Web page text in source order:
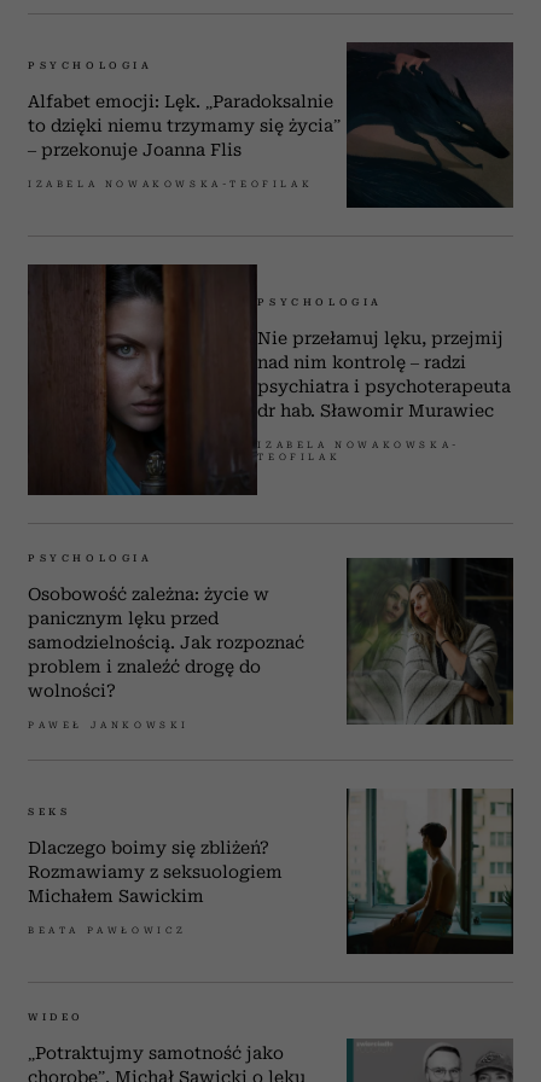
PSYCHOLOGIA
Alfabet emocji: Lęk. „Paradoksalnie
to dzięki niemu trzymamy się życia”
– przekonuje Joanna Flis
IZABELA NOWAKOWSKA-TEOFILAK
PSYCHOLOGIA
Nie przełamuj lęku, przejmij
nad nim kontrolę – radzi
psychiatra i psychoterapeuta
dr hab. Sławomir Murawiec
IZABELA NOWAKOWSKA-
TEOFILAK
PSYCHOLOGIA
Osobowość zależna: życie w
panicznym lęku przed
samodzielnością. Jak rozpoznać
problem i znaleźć drogę do
wolności?
PAWEŁ JANKOWSKI
SEKS
Dlaczego boimy się zbliżeń?
Rozmawiamy z seksuologiem
Michałem Sawickim
BEATA PAWŁOWICZ
WIDEO
„Potraktujmy samotność jako
chorobę”. Michał Sawicki o lęku